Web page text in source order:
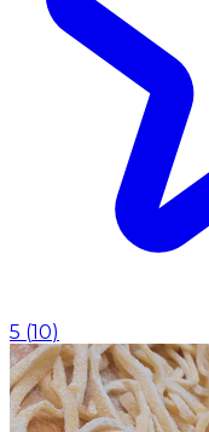
5 (10)